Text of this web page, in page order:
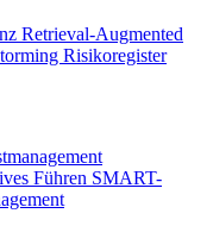
Retrieval-Augmented
Risikoregister
Führen SMART-